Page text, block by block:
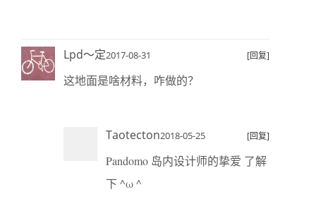
Lpd～定2017-08-31 [回复]
这地面是啥材料，咋做的？
Taotecton2018-05-25 [回复]
Pandomo 岛内设计师的挚爱 了解
下 ^ω ^